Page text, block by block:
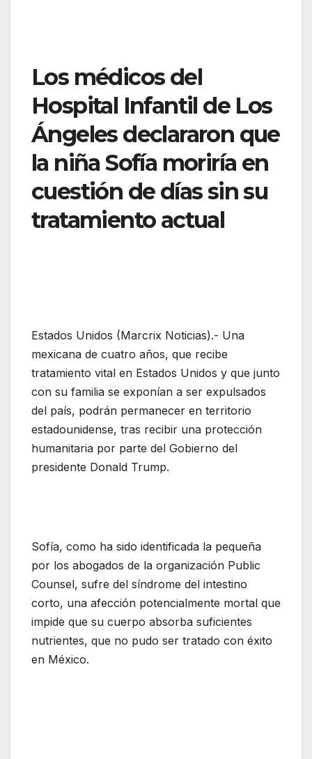
Los médicos del
Hospital Infantil de Los
Ángeles declararon que
la niña Sofía moriría en
cuestión de días sin su
tratamiento actual
Estados Unidos (Marcrix Noticias).- Una
mexicana de cuatro años, que recibe
tratamiento vital en Estados Unidos y que junto
con su familia se exponían a ser expulsados
del país, podrán permanecer en territorio
estadounidense, tras recibir una protección
humanitaria por parte del Gobierno del
presidente Donald Trump.
Sofía, como ha sido identificada la pequeña
por los abogados de la organización Public
Counsel, sufre del síndrome del intestino
corto, una afección potencialmente mortal que
impide que su cuerpo absorba suficientes
nutrientes, que no pudo ser tratado con éxito
en México.